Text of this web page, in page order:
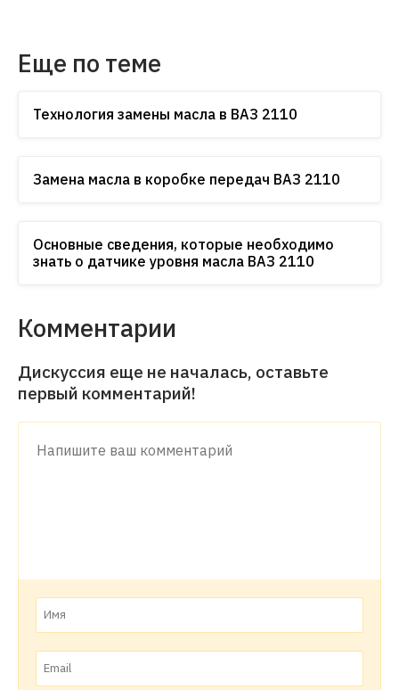
Еще по теме
Технология замены масла в ВАЗ 2110
Замена масла в коробке передач ВАЗ 2110
Основные сведения, которые необходимо
знать о датчике уровня масла ВАЗ 2110
Комментарии
Дискуссия еще не началась, оставьте
первый комментарий!